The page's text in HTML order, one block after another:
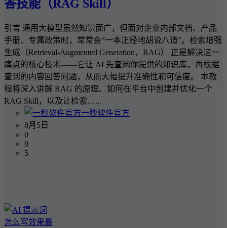
答技能（RAG Skill）
引言 通用大模型虽然知识面广，但面对企业内部文档、产品
手册、专属政策时，常常会“一本正经地胡说八道”。检索增强
生成（Retrieval-Augmented Generation，RAG） 正是解决这一
痛点的核心技术——它让 AI 先查阅你提供的知识库，再根据
查到的内容回答问题，从而大幅提升准确性和可信度。 本教
程将深入讲解 RAG 的原理、如何在平台中创建并优化一个
RAG Skill，以及让检索…...
一秒软件官方
8月5日
0
0
5